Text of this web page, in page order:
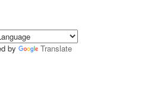
by Translate